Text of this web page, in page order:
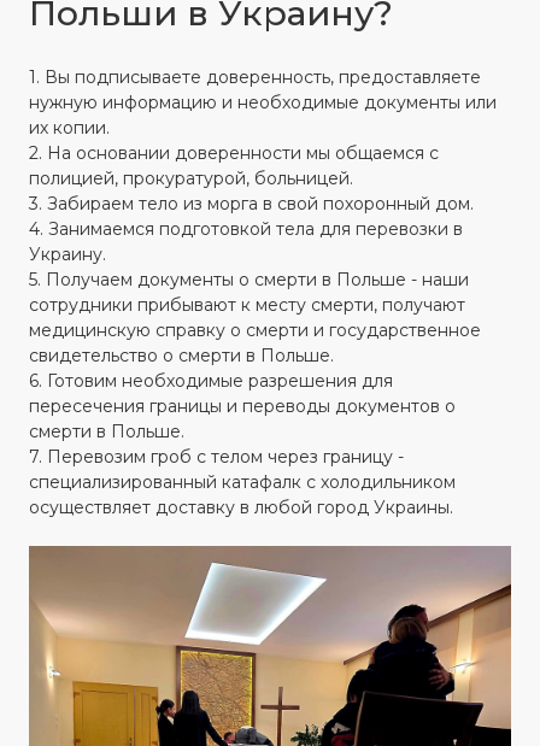
Польши в Украину?
1. Вы подписываете доверенность, предоставляете
нужную информацию и необходимые документы или
их копии.
2. На основании доверенности мы общаемся с
полицией, прокуратурой, больницей.
3. Забираем тело из морга в свой похоронный дом.
4. Занимаемся подготовкой тела для перевозки в
Украину.
5. Получаем документы о смерти в Польше - наши
сотрудники прибывают к месту смерти, получают
медицинскую справку о смерти и государственное
свидетельство о смерти в Польше.
6. Готовим необходимые разрешения для
пересечения границы и переводы документов о
смерти в Польше.
7. Перевозим гроб с телом через границу -
специализированный катафалк с холодильником
осуществляет доставку в любой город Украины.